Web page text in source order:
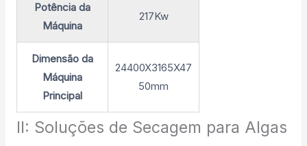
Potência da
Máquina
217Kw
Dimensão da
Máquina
Principal
24400X3165X47
50mm
II: Soluções de Secagem para Algas